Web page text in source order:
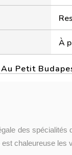
À
Petit
des
chaleureuse